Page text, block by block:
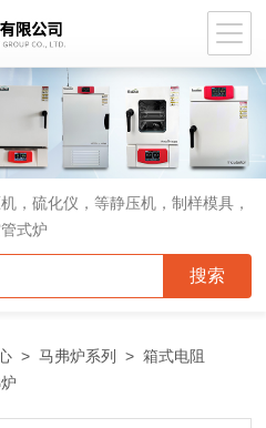
，硫化仪，等静压机，制样模具，
式炉
>马弗炉系列 >箱式电阻